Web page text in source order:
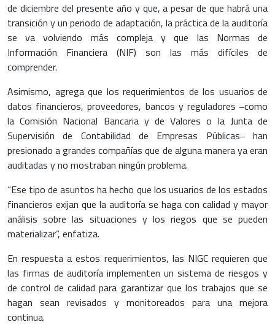
de diciembre del presente año y que, a pesar de que habrá una
transición y un periodo de adaptación, la práctica de la auditoría
se va volviendo más compleja y que las Normas de
Información Financiera (NIF) son las más difíciles de
comprender.
Asimismo, agrega que los requerimientos de los usuarios de
datos financieros, proveedores, bancos y reguladores ‒como
la Comisión Nacional Bancaria y de Valores o la Junta de
Supervisión de Contabilidad de Empresas Públicas‒ han
presionado a grandes compañías que de alguna manera ya eran
auditadas y no mostraban ningún problema.
“Ese tipo de asuntos ha hecho que los usuarios de los estados
financieros exijan que la auditoría se haga con calidad y mayor
análisis sobre las situaciones y los riegos que se pueden
materializar”, enfatiza.
En respuesta a estos requerimientos, las NIGC requieren que
las firmas de auditoría implementen un sistema de riesgos y
de control de calidad para garantizar que los trabajos que se
hagan sean revisados y monitoreados para una mejora
continua.